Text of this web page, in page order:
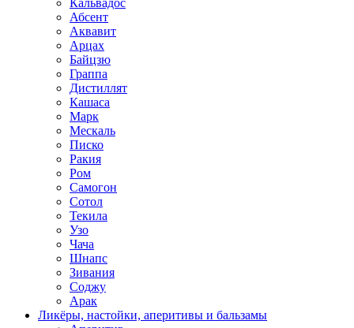
Кальвадос
Абсент
Аквавит
Арцах
Байцзю
Граппа
Дистиллят
Кашаса
Марк
Мескаль
Писко
Ракия
Ром
Самогон
Сотол
Текила
Узо
Чача
Шнапс
Зивания
Соджу
Арак
Ликёры, настойки, аперитивы и бальзамы